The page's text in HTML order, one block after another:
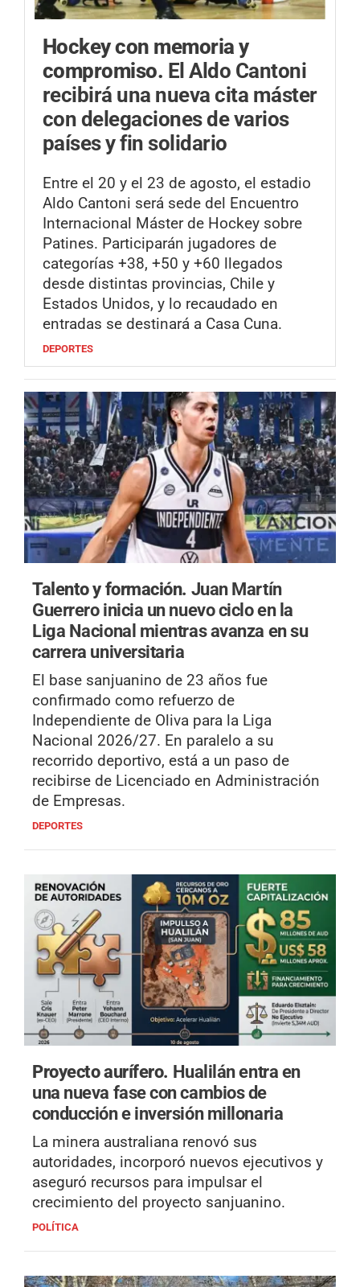
Hockey con memoria y
compromiso. El Aldo Cantoni
recibirá una nueva cita máster
con delegaciones de varios
países y fin solidario
Entre el 20 y el 23 de agosto, el estadio
Aldo Cantoni será sede del Encuentro
Internacional Máster de Hockey sobre
Patines. Participarán jugadores de
categorías +38, +50 y +60 llegados
desde distintas provincias, Chile y
Estados Unidos, y lo recaudado en
entradas se destinará a Casa Cuna.
DEPORTES
Talento y formación. Juan Martín
Guerrero inicia un nuevo ciclo en la
Liga Nacional mientras avanza en su
carrera universitaria
El base sanjuanino de 23 años fue
confirmado como refuerzo de
Independiente de Oliva para la Liga
Nacional 2026/27. En paralelo a su
recorrido deportivo, está a un paso de
recibirse de Licenciado en Administración
de Empresas.
DEPORTES
Proyecto aurífero. Hualilán entra en
una nueva fase con cambios de
conducción e inversión millonaria
La minera australiana renovó sus
autoridades, incorporó nuevos ejecutivos y
aseguró recursos para impulsar el
crecimiento del proyecto sanjuanino.
POLÍTICA